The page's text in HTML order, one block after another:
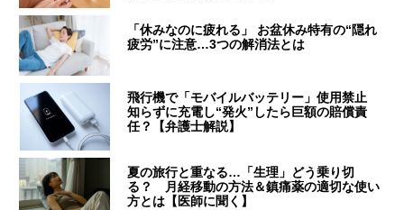
「休みなのに疲れる」 お盆休み特有の“隠れ
疲労”に注意…3つの解消法とは
飛行機で「モバイルバッテリー」使用禁止
知らずに充電し“発火”したら巨額の賠償責
任？【弁護士解説】
夏の旅行と重なる…「生理」どう乗り切
る？ 月経移動の方法＆鎮痛薬の適切な使い
方とは【医師に聞く】